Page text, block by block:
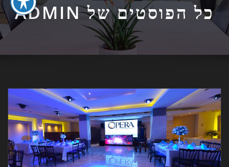
כל הפוסטים של ADMIN